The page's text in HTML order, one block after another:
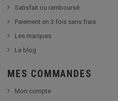
Satisfait ou remboursé
Paiement en 3 fois sans frais
Les marques
Le blog
MES COMMANDES
Mon compte